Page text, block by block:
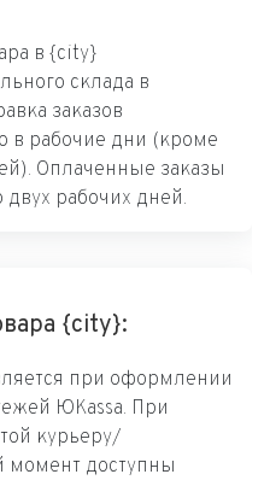
в {city}
склада в
заказов
в рабочие дни (кроме
Оплаченные заказы
рабочих дней.
{city}:
при оформлении
ЮKassa. При
курьеру/
момент доступны